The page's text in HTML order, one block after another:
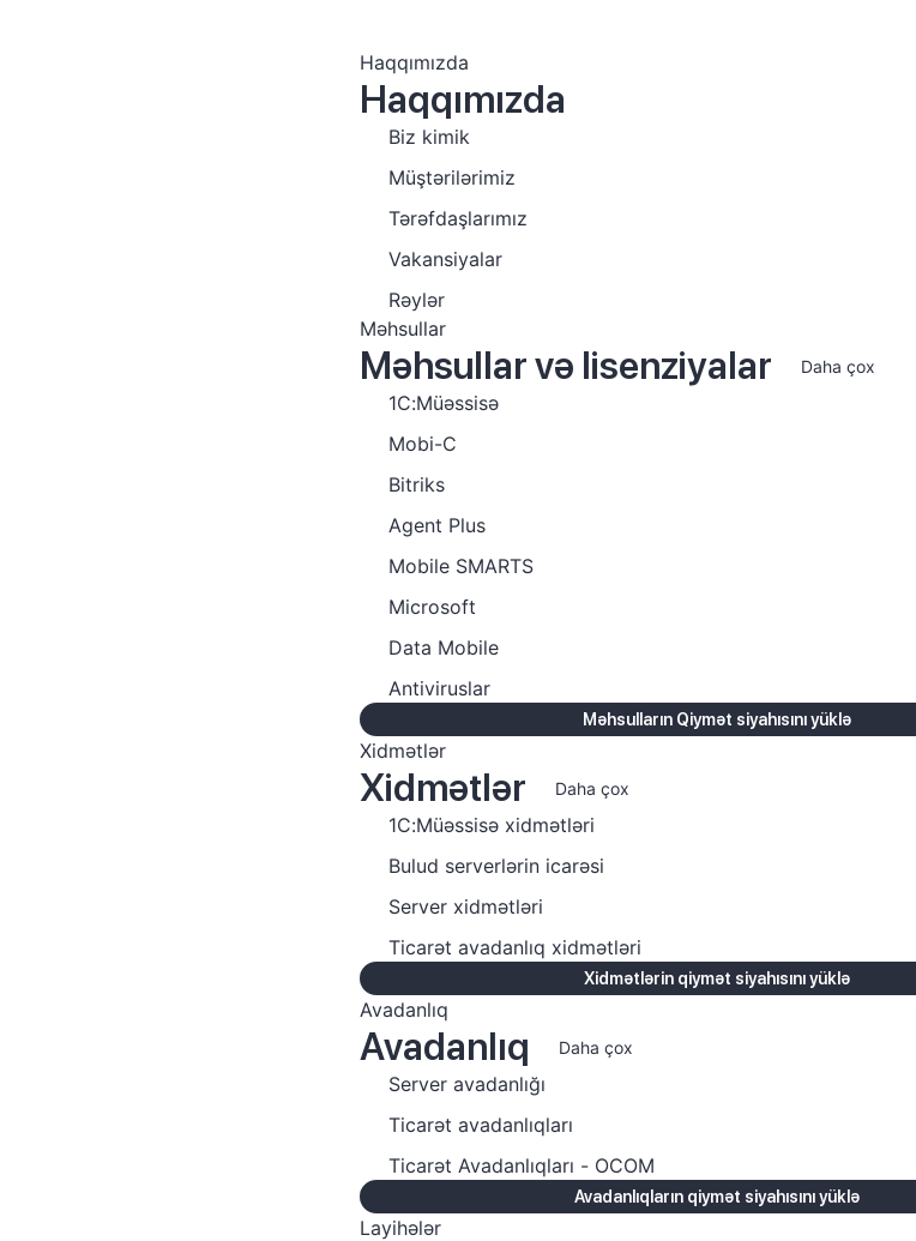
Haqqımızda
Haqqımızda
Biz kimik
Müştərilərimiz
Tərəfdaşlarımız
Vakansiyalar
Rəylər
Məhsullar
Məhsullar və lisenziyalar Daha çox
1C:Müəssisə
Mobi-C
Bitriks
Agent Plus
Mobile SMARTS
Microsoft
Data Mobile
Antiviruslar
Məhsulların Qiymət siyahısını yüklə
Xidmətlər
Xidmətlər Daha çox
1C:Müəssisə xidmətləri
Bulud serverlərin icarəsi
Server xidmətləri
Ticarət avadanlıq xidmətləri
Xidmətlərin qiymət siyahısını yüklə
Avadanlıq
Avadanlıq Daha çox
Server avadanlığı
Ticarət avadanlıqları
Ticarət Avadanlıqları - OCOM
Avadanlıqların qiymət siyahısını yüklə
Layihələr